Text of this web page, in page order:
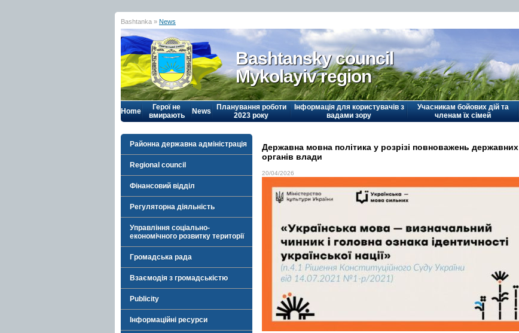
Bashtanka » News
Bashtansky council
Mykolayiv region
Home
Герої не
вмирають
News
Планування роботи
2023 року
Інформація для користувачів з
вадами зору
Учасникам бойових дій та
членам їх сімей
Районна державна адміністрація
Regional council
Фінансовий відділ
Регуляторна діяльність
Управління соціально-
економічного розвитку території
Громадська рада
Взаємодія з громадськістю
Publicity
Інформаційні ресурси
Державна мовна політика у розрізі повноважень державних
органів влади
20/04/2026